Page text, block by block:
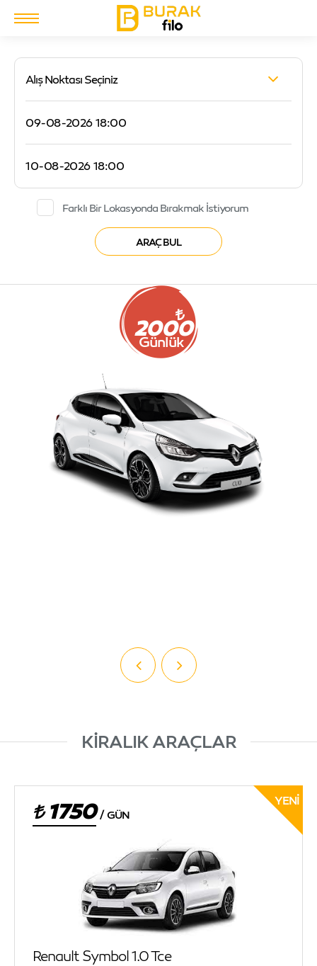
Alış Noktası Seçiniz
Farklı Bir Lokasyonda Bırakmak İstiyorum
2000
Günlük
KİRALIK ARAÇLAR
YENI
1750 / GÜN
Renault Symbol 1.0 Tce